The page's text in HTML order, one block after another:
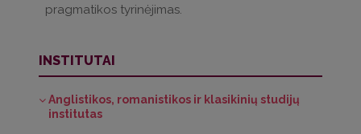
pragmatikos tyrinėjimas.
INSTITUTAI
Anglistikos, romanistikos ir klasikinių studijų
institutas